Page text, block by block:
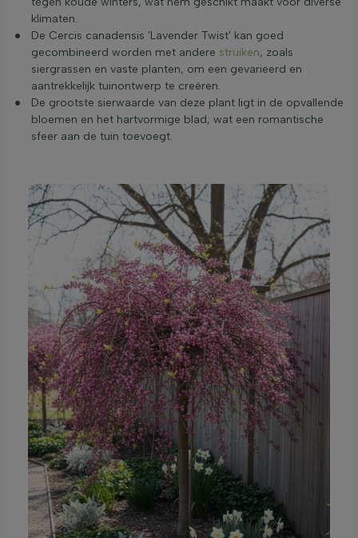
klimaten.
De Cercis canadensis 'Lavender Twist' kan goed
gecombineerd worden met andere struiken, zoals
siergrassen en vaste planten, om een gevarieerd en
aantrekkelijk tuinontwerp te creëren.
De grootste sierwaarde van deze plant ligt in de opvallende
bloemen en het hartvormige blad, wat een romantische
sfeer aan de tuin toevoegt.